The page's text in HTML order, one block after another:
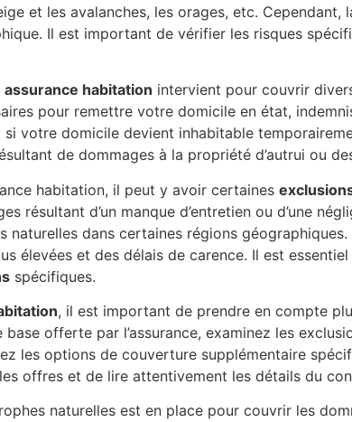
et les avalanches, les orages, etc.
Il est important de vérifier les risques
assurance habitation intervient pour couvrir
pour remettre votre domicile en état,
votre domicile devient inhabitable
de dommages à la propriété d’autrui ou
habitation, il peut y avoir certaines
résultant d’un manque d’entretien ou d’une
dans certaines régions
élevées et des délais de carence. Il est
spécifiques.
, il est important de prendre en compte
offerte par l’assurance, examinez les
les options de couverture supplémentaire
offres et de lire attentivement les détails du
naturelles est en place pour couvrir les